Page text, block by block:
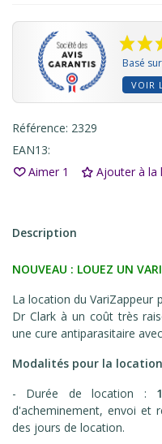
Basé
VOIR
Référence: 2329
EAN13:
Aimer 1 Ajouter à la
Description
NOUVEAU : LOUEZ UN
La location du VariZappeur
Dr Clark à un coût très
une cure antiparasitaire
Modalités pour la
- Durée de location :
d'acheminement, envoi et
des jours de location.